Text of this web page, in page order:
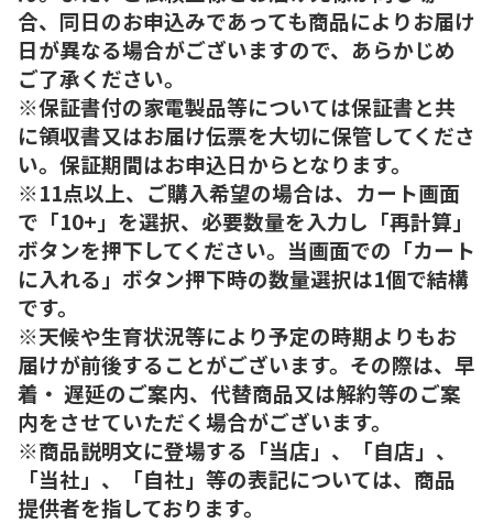
合、同日のお申込みであっても商品によりお届け
日が異なる場合がございますので、あらかじめ
ご了承ください。
※保証書付の家電製品等については保証書と共
に領収書又はお届け伝票を大切に保管してくださ
い。保証期間はお申込日からとなります。
※11点以上、ご購入希望の場合は、カート画面
で「10+」を選択、必要数量を入力し「再計算」
ボタンを押下してください。当画面での「カート
に入れる」ボタン押下時の数量選択は1個で結構
です。
※天候や生育状況等により予定の時期よりもお
届けが前後することがございます。その際は、早
着・ 遅延のご案内、代替商品又は解約等のご案
内をさせていただく場合がございます。
※商品説明文に登場する「当店」、「自店」、
「当社」、「自社」等の表記については、商品
提供者を指しております。